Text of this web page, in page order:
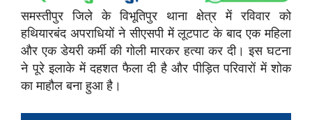
समस्तीपुर जिले के विभूतिपुर थाना क्षेत्र में रविवार को
हथियारबंद अपराधियों ने सीएसपी में लूटपाट के बाद एक महिला
और एक डेयरी कर्मी की गोली मारकर हत्या कर दी। इस घटना
ने पूरे इलाके में दहशत फैला दी है और पीड़ित परिवारों में शोक
का माहौल बना हुआ है।